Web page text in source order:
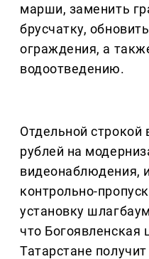
марши, заменить
брусчатку,
ограждения, а
водоотведению.
Отдельной
рублей на
видеонаблюдения,
контрольно-
установку
что Богоявленская
Татарстане